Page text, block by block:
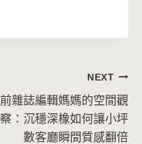
NEXT
前雜誌編輯媽媽的空間觀
察：沉穩深橡如何讓小坪
數客廳瞬間質感翻倍